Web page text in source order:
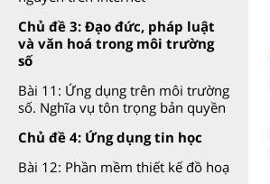
Chủ đề 3: Đạo đức, pháp luật
và văn hoá trong môi trường
số
Bài 11: Ứng dụng trên môi trường
số. Nghĩa vụ tôn trọng bản quyền
Chủ đề 4: Ứng dụng tin học
Bài 12: Phần mềm thiết kế đồ hoạ